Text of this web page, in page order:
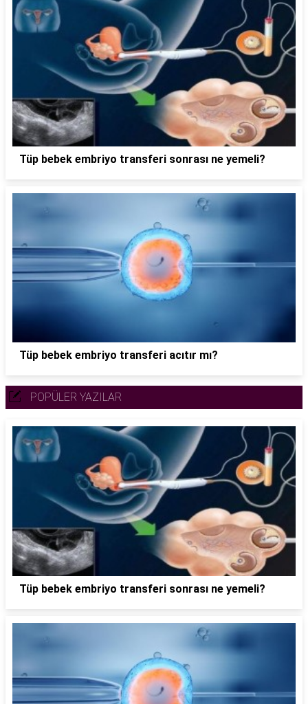
Tüp bebek embriyo transferi sonrası ne yemeli?
Tüp bebek embriyo transferi acıtır mı?
POPÜLER YAZILAR
Tüp bebek embriyo transferi sonrası ne yemeli?